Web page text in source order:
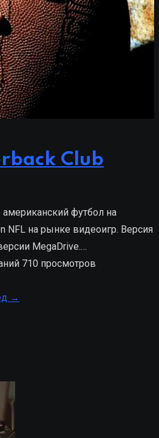
Club
футбол на
NFL на рынке видеоигр. Версия
MegaDrive.…
710 просмотров
→